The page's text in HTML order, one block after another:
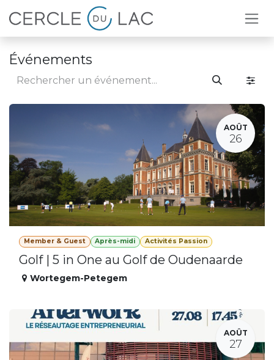
Se rendre au contenu
Événements
AOÛT
26
Member & Guest Après-midi Activités Passion
Golf | 5 in One au Golf de Oudenaarde
Wortegem-Petegem
AOÛT
27